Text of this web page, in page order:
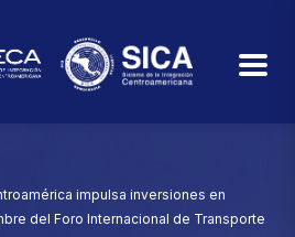
impulsa inversiones en
del Foro Internacional de Transporte